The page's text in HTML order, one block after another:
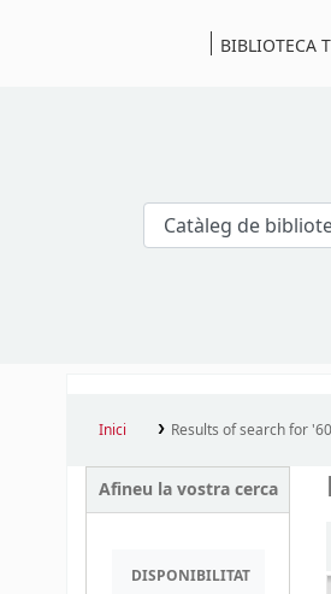
BIBLIOTECA
Inici Results of search for
Afineu la vostra cerca
DISPONIBILITAT